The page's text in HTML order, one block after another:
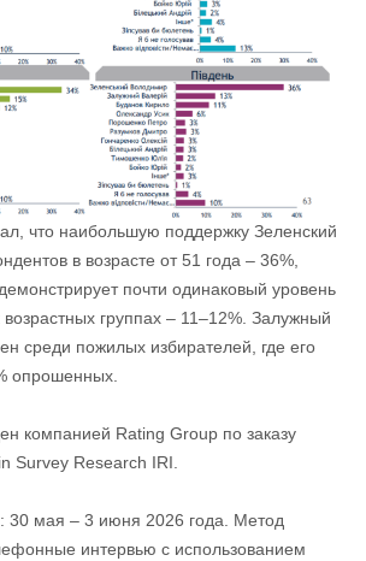
что наибольшую поддержку Зеленский
в возрасте от 51 года – 36%,
почти одинаковый уровень
группах – 11–12%. Залужный
среди пожилых избирателей, где его
опрошенных.
компанией Rating Group по заказу
Survey Research IRI.
30 мая – 3 июня 2026 года. Метод
интервью с использованием